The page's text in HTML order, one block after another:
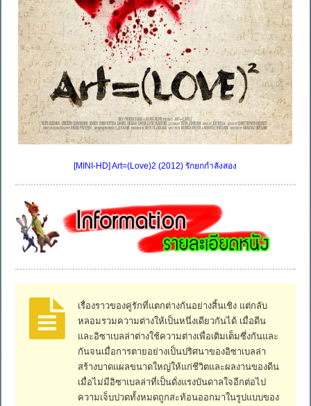
[MINI-HD] Art=(Love)2 (2012) รักยกกำลังสอง
เรื่องราวของคู่รักที่แตกต่างกันอย่างสิ้นเชิง แต่กลับ
หลอมรวมความต่างให้เป็นหนึ่งเดียวกันได้ เมื่อดีน
และอิซาเบลล่าต่างใช้ความต่างเพื่อเติมเต็มซึ่งกันและ
กันจนเมื่อการตายอย่างเป็นปริศนาของอิซาเบลล่า
สร้างบาดแผลขนาดใหญ่ให้แก่ชีวิตและผลงานของดีน
เมื่อไม่มีอิซาเบลล่าที่เป็นดั่งแรงบันดาลใจอีกต่อไป
ความเจ็บปวดทั้งหมดถูกสะท้อนออกมาในรูปแบบของ